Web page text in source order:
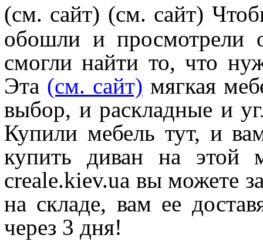
(см. сайт) (см. сайт)
обошли и просмотрели
смогли найти то, что
Эта (см. сайт) мягкая
выбор, и раскладные и
Купили мебель тут, и
купить диван на этой
creale.kiev.ua вы можете
на складе, вам ее
через 3 дня!